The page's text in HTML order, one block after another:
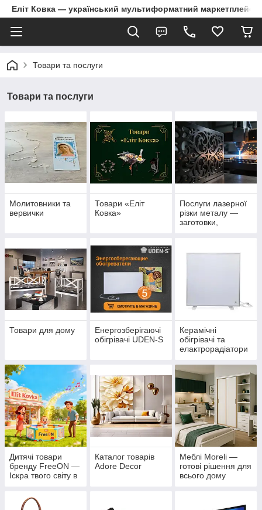
Еліт Ковка — український мультиформатний маркетплейс
Товари та послуги
Товари та послуги
Молитовники та
вервички
Товари «Еліт
Ковка»
Послуги лазерної
різки металу —
заготовки,
Товари для дому
Енергозберігаючі
обігрівачі UDEN-S
Керамічні
обігрівачі та
елактрорадіатори
Дитячі товари
бренду FreeON —
Іскра твого світу в
Каталог товарів
Adore Decor
Меблі Moreli —
готові рішення для
всього дому